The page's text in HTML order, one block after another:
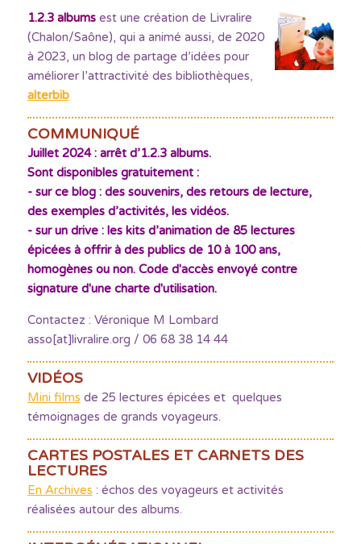
1.2.3 albumsest une création de Livralire
(Chalon/Saône), qui a animé aussi, de 2020
à 2023, un blog de partage d’idées pour
améliorer l’attractivité des bibliothèques,
alterbib
COMMUNIQUÉ
Juillet 2024 : arrêt d’1.2.3 albums.
Sont disponibles gratuitement :
- sur ce blog : des souvenirs, des retours de lecture,
des exemples d’activités, les vidéos.
- sur un drive : les kits d’animation de 85 lectures
épicées à offrir à des publics de 10 à 100 ans,
homogènes ou non. Code d'accès envoyé contre
signature d'une charte d'utilisation.
Contactez : Véronique M Lombard
asso[at]livralire.org / 06 68 38 14 44
VIDÉOS
Mini films de 25 lectures épicées et quelques
témoignages de grands voyageurs.
CARTES POSTALES ET CARNETS DES
LECTURES
En Archives : échos des voyageurs et activités
réalisées autour des albums.